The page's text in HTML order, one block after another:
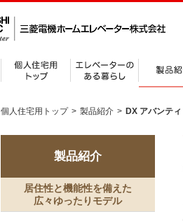
個人住宅用トップ > 製品紹介 > DX アバンティ
製品紹介
居住性と機能性を備えた
広々ゆったりモデル